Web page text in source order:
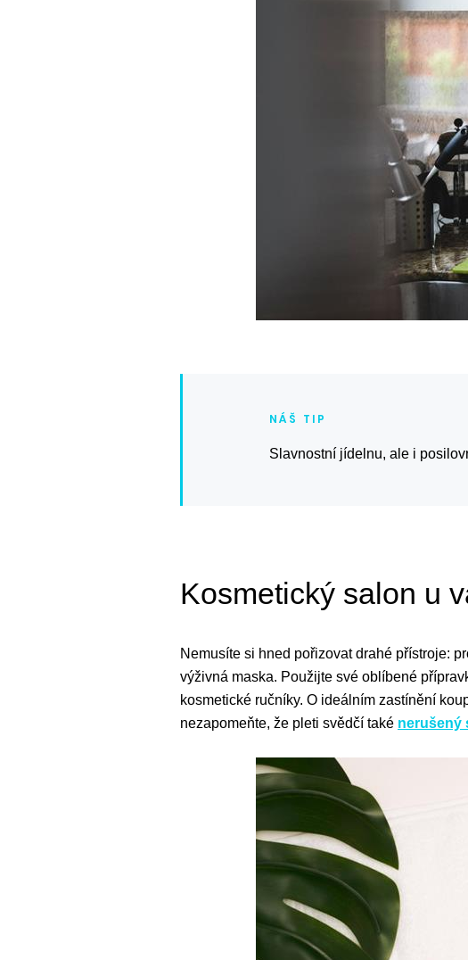
Slavnostní jídelnu, ale i
Kosmetický salon u
Nemusíte si hned pořizovat drahé přístroje:
výživná maska. Použijte své oblíbené
kosmetické ručníky. O ideálním zastínění
nezapomeňte, že pleti svědčí také nerušený